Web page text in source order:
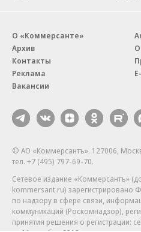
О «Коммерсанте»
Архив
Контакты
Реклама
Вакансии
© АО «Коммерсантъ». 127006,
тел. +7 (495) 797-69-70.
Сетевое издание «Коммерсантъ»
kommersant.ru) зарегистрировано
по надзору в сфере связи,
коммуникаций (Роскомнадзор),
принятия решения о регистрации: